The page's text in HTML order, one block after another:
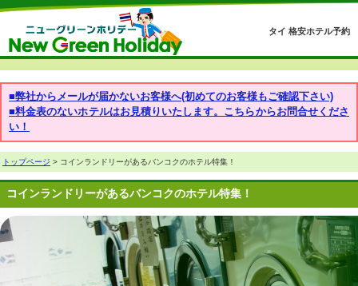
タイ 格安ホテル予約
■弊社からメールが届かないお客様へ(初めてのお客様もご確認下さい)
■料金表のないホテルはお見積りいたします。こちらからお問合せくださ
い！
トップページ > コインランドリーがあるバンコクのホテル特集！
コインランドリーがあるバンコクのホテル特集！